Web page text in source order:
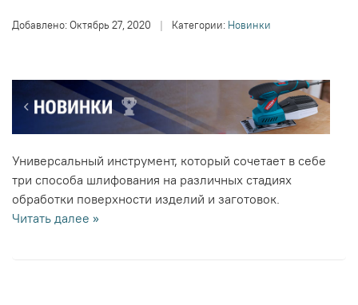
Добавлено:Октябрь 27, 2020 | Категории: Новинки
Универсальный инструмент, который сочетает в себе
три способа шлифования на различных стадиях
обработки поверхности изделий и заготовок.
Читать далее »